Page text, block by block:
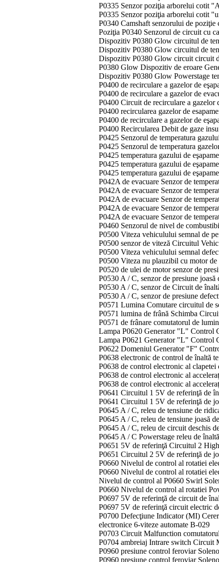
P0335 Senzor poziţia arborelui cotit
P0335 Senzor poziţia arborelui cotit
P0340 Camshaft senzorului de poziţie
Poziţia P0340 Senzorul de circuit cu
Dispozitiv P0380 Glow circuitul de
Dispozitiv P0380 Glow circuitul de
Dispozitiv P0380 Glow circuit circuit
P0380 Glow Dispozitiv de eroare
Dispozitiv P0380 Glow Powerstage
P0400 de recirculare a gazelor de
P0400 de recirculare a gazelor de
P0400 Circuit de recirculare a gazelor
P0400 recircularea gazelor de
P0400 de recirculare a gazelor de
P0400 Recircularea Debit de gaze
P0425 Senzorul de temperatura
P0425 Senzorul de temperatura
P0425 temperatura gazului de
P0425 temperatura gazului de
P0425 temperatura gazului de
P042A de evacuare Senzor de
P042A de evacuare Senzor de
P042A de evacuare Senzor de
P042A de evacuare Senzor de
P042A de evacuare Senzor de
P0460 Senzorul de nivel de
P0500 Viteza vehiculului semnal de
P0500 senzor de viteză Circuitul
P0500 Viteza vehiculului semnal
P0500 Viteza nu plauzibil cu motor
P0520 de ulei de motor senzor de
P0530 A / C, senzor de presiune
P0530 A / C, senzor de Circuit de
P0530 A / C, senzor de presiune
P0571 Lumina Comutare circuitul de
P0571 lumina de frână Schimba
P0571 de frânare comutatorul de
Lampa P0620 Generator "L" Control
Lampa P0621 Generator "L" Control
P0622 Domeniul Generator "F"
P0638 electronic de control de înaltă
P0638 de control electronic al clapetei
P0638 de control electronic al
P0638 de control electronic al
P0641 Circuitul 1 5V de referinţă de
P0641 Circuitul 1 5V de referinţă de
P0645 A / C, releu de tensiune de
P0645 A / C, releu de tensiune joasă
P0645 A / C, releu de circuit deschis
P0645 A / C Powerstage releu de
P0651 5V de referinţă Circuitul 2
P0651 Circuitul 2 5V de referinţă de
P0660 Nivelul de control al rotatiei
P0660 Nivelul de control al rotatiei
Nivelul de control al P0660 Swirl
P0660 Nivelul de control al rotatiei
P0697 5V de referinţă de circuit de
P0697 5V de referinţă circuit electric
P0700 Defecţiune Indicator (MI)
electronice 6-viteze automate B-029
P0703 Circuit Malfunction
P0704 ambreiaj Intrare switch
P0960 presiune control feroviar
P0960 presiune control feroviar